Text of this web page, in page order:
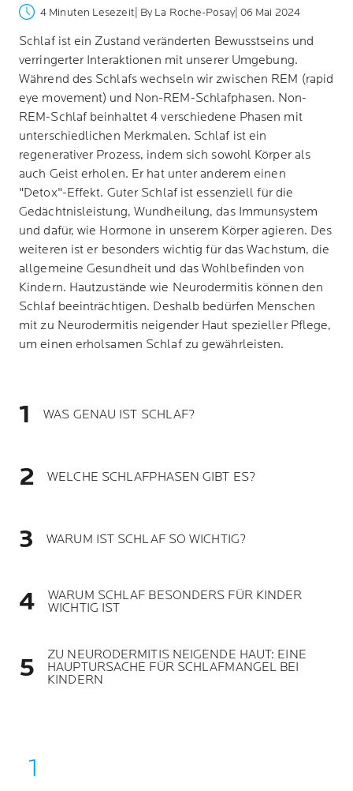
4 Minuten Lesezeit | By La Roche-Posay| 06 Mai 2024
Schlaf ist ein Zustand veränderten Bewusstseins und
verringerter Interaktionen mit unserer Umgebung.
Während des Schlafs wechseln wir zwischen REM (rapid
eye movement) und Non-REM-Schlafphasen. Non-
REM-Schlaf beinhaltet 4 verschiedene Phasen mit
unterschiedlichen Merkmalen. Schlaf ist ein
regenerativer Prozess, indem sich sowohl Körper als
auch Geist erholen. Er hat unter anderem einen
"Detox"-Effekt. Guter Schlaf ist essenziell für die
Gedächtnisleistung, Wundheilung, das Immunsystem
und dafür, wie Hormone in unserem Körper agieren. Des
weiteren ist er besonders wichtig für das Wachstum, die
allgemeine Gesundheit und das Wohlbefinden von
Kindern. Hautzustände wie Neurodermitis können den
Schlaf beeinträchtigen. Deshalb bedürfen Menschen
mit zu Neurodermitis neigender Haut spezieller Pflege,
um einen erholsamen Schlaf zu gewährleisten.
WAS GENAU IST SCHLAF?
WELCHE SCHLAFPHASEN GIBT ES?
WARUM IST SCHLAF SO WICHTIG?
WARUM SCHLAF BESONDERS FÜR KINDER
WICHTIG IST
ZU NEURODERMITIS NEIGENDE HAUT: EINE
HAUPTURSACHE FÜR SCHLAFMANGEL BEI
KINDERN